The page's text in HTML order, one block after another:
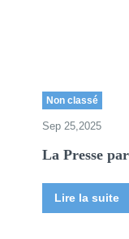
Non classé
Sep 25,2025
La Presse
Lire la suite